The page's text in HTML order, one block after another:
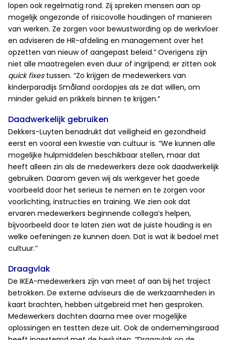
lopen ook regelmatig rond. Zij spreken mensen aan op
mogelijk ongezonde of risicovolle houdingen of manieren
van werken. Ze zorgen voor bewustwording op de werkvloer
en adviseren de HR-afdeling en management over het
opzetten van nieuw of aangepast beleid.” Overigens zijn
niet alle maatregelen even duur of ingrijpend; er zitten ook
quick fixestussen. “Zo krijgen de medewerkers van
kinderparadijs Småland oordopjes als ze dat willen, om
minder geluid en prikkels binnen te krijgen.”
Daadwerkelijk gebruiken
Dekkers-Luyten benadrukt dat veiligheid en gezondheid
eerst en vooral een kwestie van cultuur is. “We kunnen alle
mogelijke hulpmiddelen beschikbaar stellen, maar dat
heeft alleen zin als de medewerkers deze ook daadwerkelijk
gebruiken. Daarom geven wij als werkgever het goede
voorbeeld door het serieus te nemen en te zorgen voor
voorlichting, instructies en training. We zien ook dat
ervaren medewerkers beginnende collega’s helpen,
bijvoorbeeld door te laten zien wat de juiste houding is en
welke oefeningen ze kunnen doen. Dat is wat ik bedoel met
cultuur.’’
Draagvlak
De IKEA-medewerkers zijn van meet af aan bij het traject
betrokken. De externe adviseurs die de werkzaamheden in
kaart brachten, hebben uitgebreid met hen gesproken.
Medewerkers dachten daarna mee over mogelijke
oplossingen en testten deze uit. Ook de ondernemingsraad